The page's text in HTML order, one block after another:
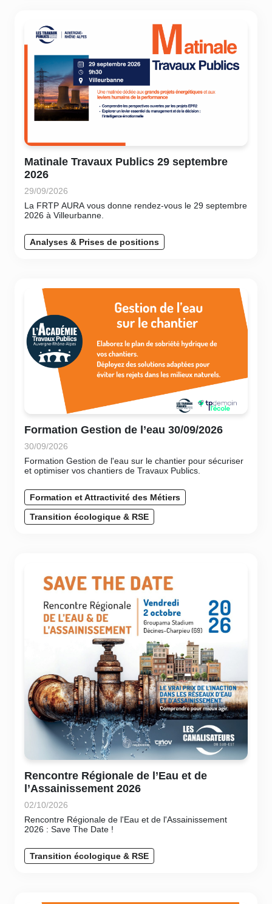
Matinale Travaux Publics 29 septembre
2026
29/09/2026
La FRTP AURA vous donne rendez-vous le 29 septembre
2026 à Villeurbanne.
Analyses & Prises de positions
Formation Gestion de l’eau 30/09/2026
30/09/2026
Formation Gestion de l'eau sur le chantier pour sécuriser
et optimiser vos chantiers de Travaux Publics.
Formation et Attractivité des Métiers
Transition écologique & RSE
Rencontre Régionale de l’Eau et de
l’Assainissement 2026
02/10/2026
Rencontre Régionale de l'Eau et de l'Assainissement
2026 : Save The Date !
Transition écologique & RSE